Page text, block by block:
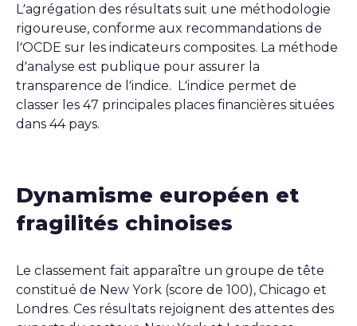
L’agrégation des résultats suit une méthodologie
rigoureuse, conforme aux recommandations de
l’OCDE sur les indicateurs composites. La méthode
d’analyse est publique pour assurer la
transparence de l’indice. L’indice permet de
classer les 47 principales places financières situées
dans 44 pays.
Dynamisme européen et
fragilités chinoises
Le classement fait apparaître un groupe de tête
constitué de New York (score de 100), Chicago et
Londres. Ces résultats rejoignent des attentes des